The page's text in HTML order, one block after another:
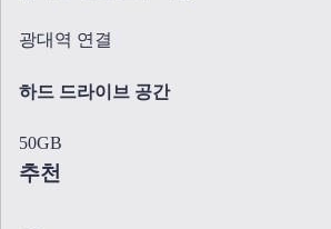
광대역 연결
하드 드라이브 공간
50GB
추천